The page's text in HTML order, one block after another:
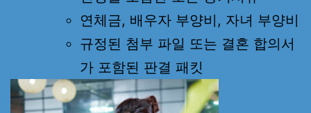
연체금, 배우자 부양비, 자녀 부양비
규정된 첨부 파일 또는 결혼 합의서
가 포함된 판결 패킷